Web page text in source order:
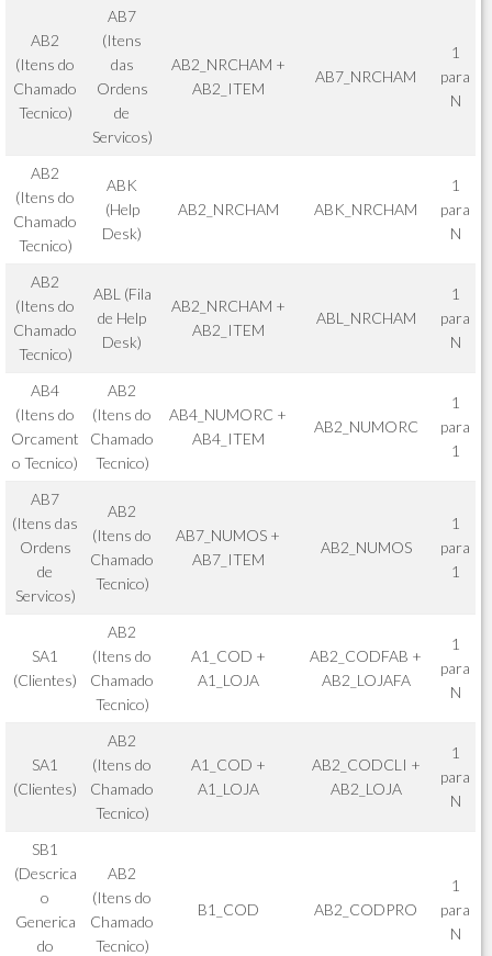
AB2
(Itens do
Chamado
Tecnico)
AB7
(Itens
das
Ordens
de
Servicos)
AB2_NRCHAM +
AB2_ITEM
AB7_NRCHAM
1
para
N
AB2
(Itens do
Chamado
Tecnico)
ABK
(Help
Desk)
AB2_NRCHAM ABK_NRCHAM
1
para
N
AB2
(Itens do
Chamado
Tecnico)
ABL (Fila
de Help
Desk)
AB2_NRCHAM +
AB2_ITEM
ABL_NRCHAM
1
para
N
AB4
(Itens do
Orcament
o Tecnico)
AB2
(Itens do
Chamado
Tecnico)
AB4_NUMORC +
AB4_ITEM
AB2_NUMORC
1
para
1
AB7
(Itens das
Ordens
de
Servicos)
AB2
(Itens do
Chamado
Tecnico)
AB7_NUMOS +
AB7_ITEM
AB2_NUMOS
1
para
1
SA1
(Clientes)
AB2
(Itens do
Chamado
Tecnico)
A1_COD +
A1_LOJA
AB2_CODFAB +
AB2_LOJAFA
1
para
N
SA1
(Clientes)
AB2
(Itens do
Chamado
Tecnico)
A1_COD +
A1_LOJA
AB2_CODCLI +
AB2_LOJA
1
para
N
SB1
(Descrica
o
Generica
do
AB2
(Itens do
Chamado
Tecnico)
B1_COD AB2_CODPRO
1
para
N